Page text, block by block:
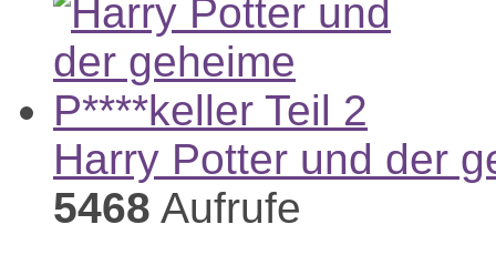
Harry Potter und der
5468 Aufrufe